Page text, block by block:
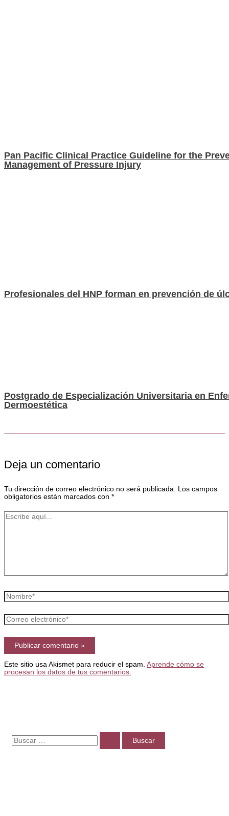
Pan Pacific Clinical Practice Guideline for the
Management of Pressure Injury
Profesionales del HNP forman en prevención de
Postgrado de Especialización Universitaria en
Dermoestética
Deja un comentario
Tu dirección de correo electrónico no será publicada. Los campos
obligatorios están marcados con *
Escribe
Nombre*
Correo
electrónico*
Este sitio usa Akismet para reducir el spam. Aprende cómo se
procesan los datos de tus comentarios.
B